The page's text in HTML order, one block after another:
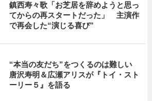
鎮西寿々歌「お芝居を辞めようと思っ
てからの再スタートだった」 主演作
で再会した“演じる喜び”
“本当の友だち”をつくるのは難しい
唐沢寿明＆広瀬アリスが『トイ・スト
ーリー５』を語る